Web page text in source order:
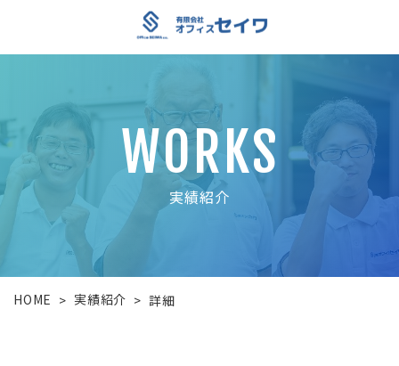
WORKS
実績紹介
HOME > 実績紹介 > 詳細